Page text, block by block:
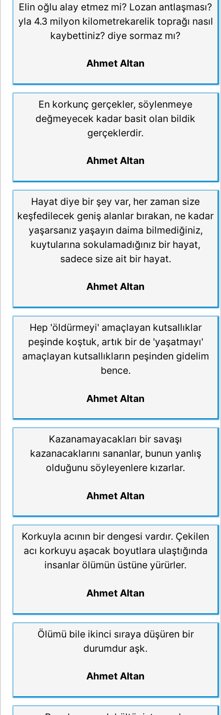
Elin oğlu alay etmez mi? Lozan antlaşması?
yla 4.3 milyon kilometrekarelik toprağı nasıl
kaybettiniz? diye sormaz mı?
Ahmet Altan
En korkunç gerçekler, söylenmeye
değmeyecek kadar basit olan bildik
gerçeklerdir.
Ahmet Altan
Hayat diye bir şey var, her zaman size
keşfedilecek geniş alanlar bırakan, ne kadar
yaşarsanız yaşayın daima bilmediğiniz,
kuytularına sokulamadığınız bir hayat,
sadece size ait bir hayat.
Ahmet Altan
Hep 'öldürmeyi' amaçlayan kutsallıklar
peşinde koştuk, artık bir de 'yaşatmayı'
amaçlayan kutsallıkların peşinden gidelim
bence.
Ahmet Altan
Kazanamayacakları bir savaşı
kazanacaklarını sananlar, bunun yanlış
olduğunu söyleyenlere kızarlar.
Ahmet Altan
Korkuyla acının bir dengesi vardır. Çekilen
acı korkuyu aşacak boyutlara ulaştığında
insanlar ölümün üstüne yürürler.
Ahmet Altan
Ölümü bile ikinci sıraya düşüren bir
durumdur aşk.
Ahmet Altan